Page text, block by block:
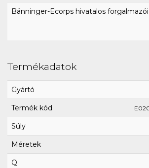
Bänninger-Ecorps hivatalos
Termékadatok
Gyártó
Termék kód
Súly
Méretek
Q